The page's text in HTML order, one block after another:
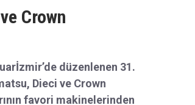
Crown
düzenlenen 31.